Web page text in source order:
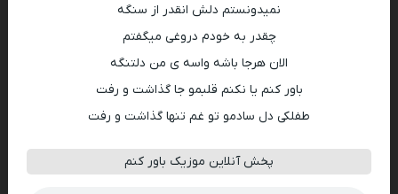
نمیدونستم دلش انقدر از سنگه
چقدر به خودم دروغی میگفتم
الان هرجا باشه واسه ی من دلتنگه
باور کنم یا نکنم قلبمو جا گذاشت و رفت
طفلکی دل سادمو تو غم تنها گذاشت و رفت
پخش آنلاین موزیک باور کنم